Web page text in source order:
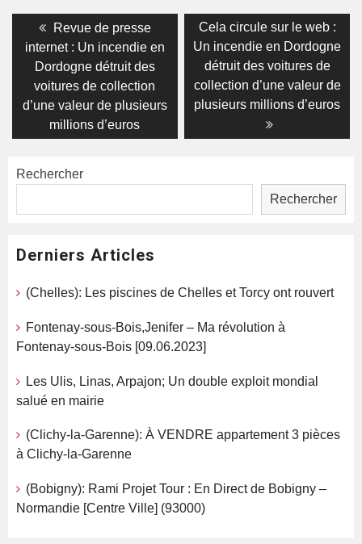
Navigation
de
l’article
Previous
post:
Revue de presse
internet : Un incendie en
Dordogne détruit des
voitures de collection
d’une valeur de plusieurs
millions d’euros
Next
post:
Cela circule sur le web :
Un incendie en Dordogne
détruit des voitures de
collection d’une valeur de
plusieurs millions d’euros
Rechercher
Rechercher
Derniers Articles
(Chelles): Les piscines de Chelles et Torcy ont rouvert
Fontenay-sous-Bois,Jenifer – Ma révolution à
Fontenay-sous-Bois [09.06.2023]
Les Ulis, Linas, Arpajon; Un double exploit mondial
salué en mairie
(Clichy-la-Garenne): À VENDRE appartement 3 pièces
à Clichy-la-Garenne
(Bobigny): Rami Projet Tour : En Direct de Bobigny –
Normandie [Centre Ville] (93000)